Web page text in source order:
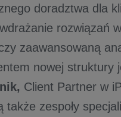
doradztwa dla
rozwiązań
zaawansowaną
nowej struktury
Client Partner w
także zespoły